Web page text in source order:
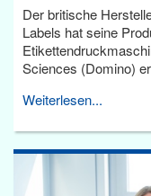
Der britische
Labels hat seine
Sciences (Domino)
Weiterlesen...